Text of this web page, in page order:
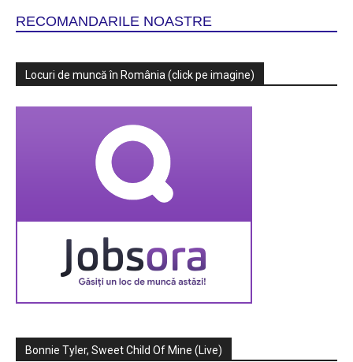
RECOMANDARILE NOASTRE
Locuri de muncă în România (click pe imagine)
Bonnie Tyler, Sweet Child Of Mine (Live)